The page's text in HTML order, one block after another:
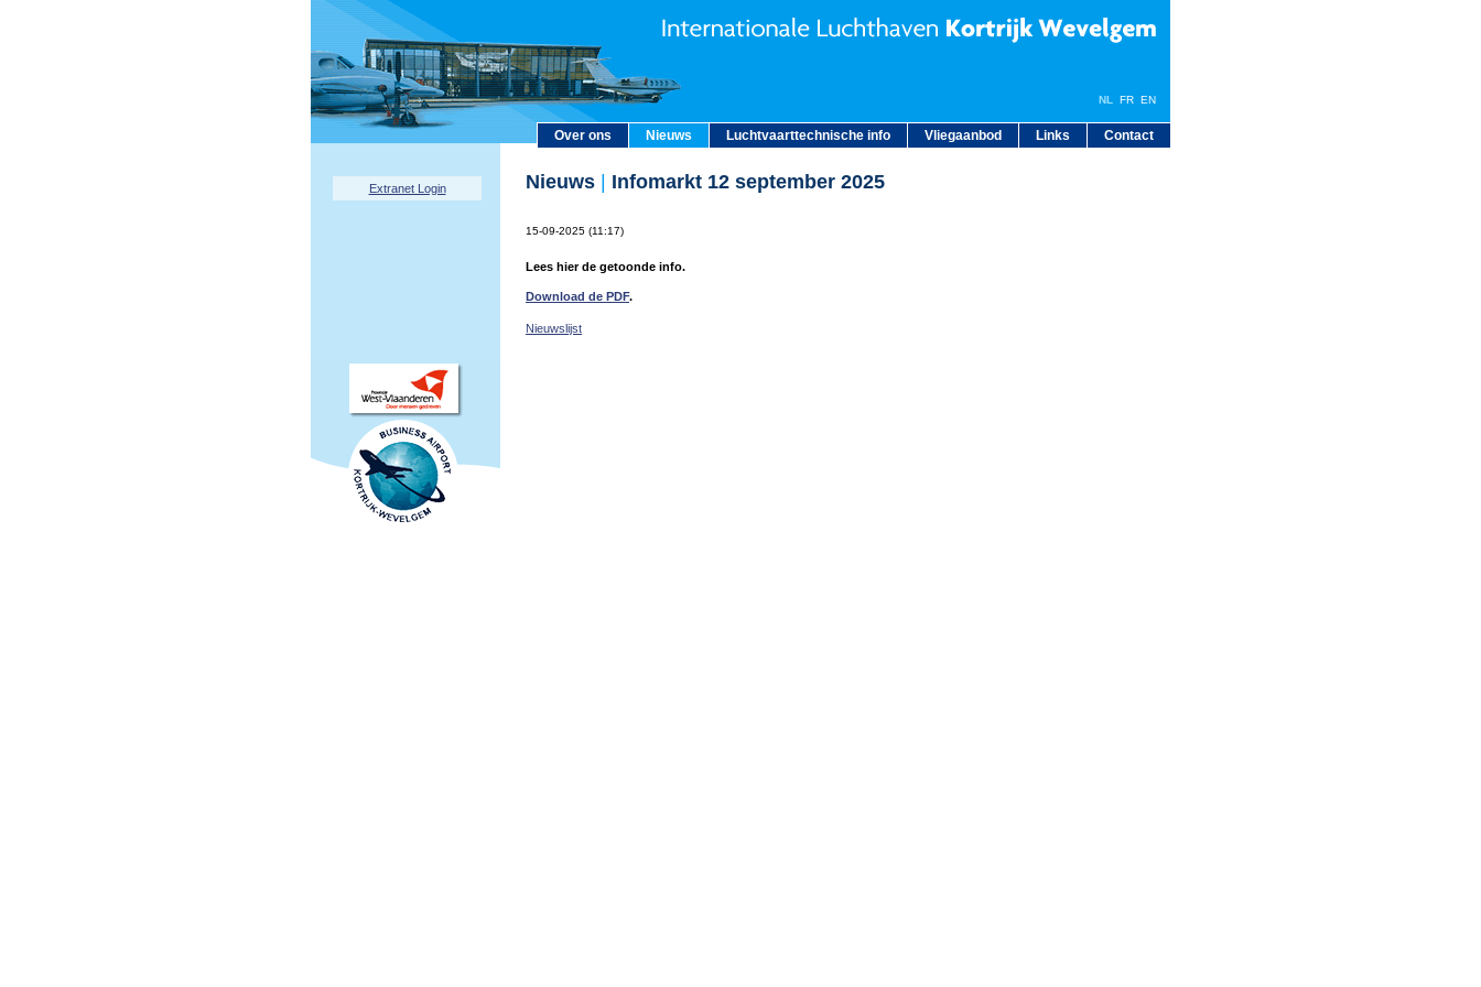
Over ons Nieuws Luchtvaarttechnische info Vliegaanbod Links Contact
NL FR EN
Extranet Login Nieuws Infomarkt 12 september 2025
15-09-2025 (11:17)
Lees hier de getoonde info.
Download de PDF.
Nieuwslijst